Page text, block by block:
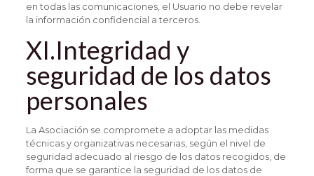
en todas las comunicaciones, el Usuario no debe revelar
la información confidencial a terceros.
XI.Integridad y
seguridad de los datos
personales
La Asociación se compromete a adoptar las medidas
técnicas y organizativas necesarias, según el nivel de
seguridad adecuado al riesgo de los datos recogidos, de
forma que se garantice la seguridad de los datos de